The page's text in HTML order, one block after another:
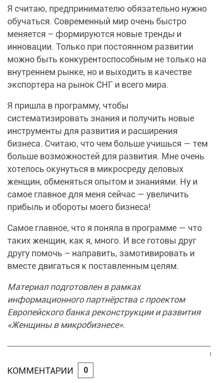
Я считаю, предпринимателю обязательно нужно
обучаться. Современный мир очень быстро
меняется – формируются новые тренды и
инновации. Только при постоянном развитии
можно быть конкурентоспособным не только на
внутреннем рынке, но и выходить в качестве
экспортера на рынок СНГ и всего мира.
Я пришла в программу, чтобы
систематизировать знания и получить новые
инструменты для развития и расширения
бизнеса. Считаю, что чем больше учишься — тем
больше возможностей для развития. Мне очень
хотелось окунуться в микросреду деловых
женщин, обменяться опытом и знаниями. Ну и
самое главное для меня сейчас — увеличить
прибыль и обороты моего бизнеса!
Самое главное, что я поняла в программе — что
таких женщин, как я, много. И все готовы друг
другу помочь – направить, замотивировать и
вместе двигаться к поставленным целям.
Материал подготовлен в рамках
информационного партнёрства с проектом
Европейского банка реконструкции и развития
«Женщины в микробизнесе».
КОММЕНТАРИИ 0